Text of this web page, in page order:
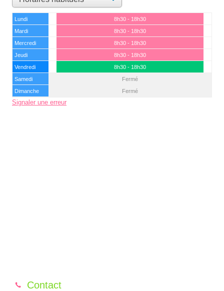
Lundi
8h30 - 18h30
Mardi
8h30 - 18h30
Mercredi
8h30 - 18h30
Jeudi
8h30 - 18h30
Vendredi
8h30 - 18h30
Samedi
Fermé
Dimanche
Fermé
Signaler une erreur
Contact